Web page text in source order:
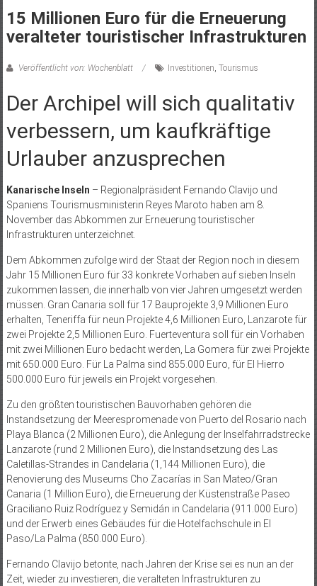
15 Millionen Euro für die Erneuerung
veralteter touristischer Infrastrukturen
Veröffentlicht von: Wochenblatt Investitionen, Tourismus
Der Archipel will sich qualitativ
verbessern, um kaufkräftige
Urlauber anzusprechen
Kanarische Inseln – Regionalpräsident Fernando Clavijo und
Spaniens Tourismusministerin Reyes Maroto haben am 8.
November das Abkommen zur Erneuerung touristischer
Infrastrukturen unterzeichnet.
Dem Abkommen zufolge wird der Staat der Region noch in diesem
Jahr 15 Millionen Euro für 33 konkrete Vorhaben auf sieben Inseln
zukommen lassen, die innerhalb von vier Jahren umgesetzt werden
müssen. Gran Canaria soll für 17 Bauprojekte 3,9 Millionen Euro
erhalten, Teneriffa für neun Projekte 4,6 Millionen Euro, Lanzarote für
zwei Projekte 2,5 Millionen Euro. Fuerteventura soll für ein Vorhaben
mit zwei Millionen Euro bedacht werden, La Gomera für zwei Projekte
mit 650.000 Euro. Für La Palma sind 855.000 Euro, für El Hierro
500.000 Euro für jeweils ein Projekt vorgesehen.
Zu den größten touristischen Bauvorhaben gehören die
Instandsetzung der Meerespromenade von Puerto del Rosario nach
Playa Blanca (2 Millionen Euro), die Anlegung der Inselfahrradstrecke
Lanzarote (rund 2 Millionen Euro), die Instandsetzung des Las
Caletillas-Strandes in Candelaria (1,144 Millionen Euro), die
Renovierung des Museums Cho Zacarías in San Mateo/Gran
Canaria (1 Million Euro), die Erneuerung der Küstenstraße Paseo
Graciliano Ruiz Rodríguez y Semidán in Candelaria (911.000 Euro)
und der Erwerb eines Gebäudes für die Hotelfachschule in El
Paso/La Palma (850.000 Euro).
Fernando Clavijo betonte, nach Jahren der Krise sei es nun an der
Zeit, wieder zu investieren, die veralteten Infrastrukturen zu